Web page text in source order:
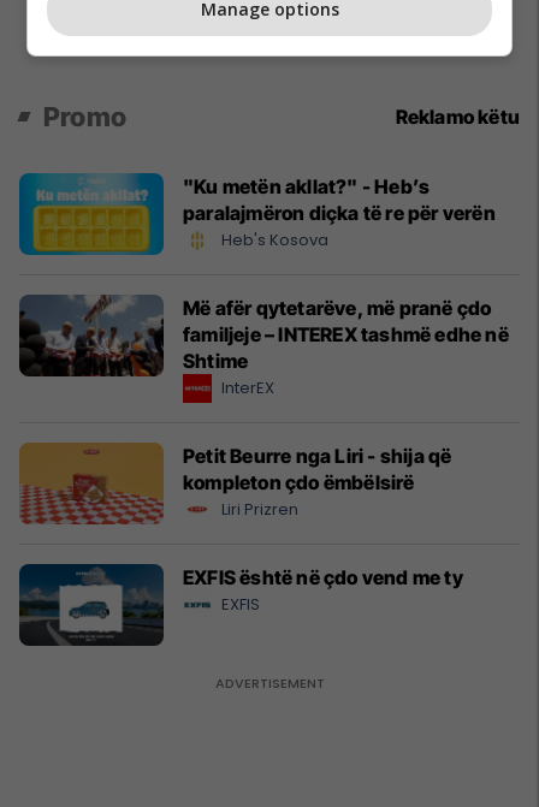
Promo Reklamo këtu
"Ku metën akllat?" - Heb’s
paralajmëron diçka të re për verën
Heb's Kosova
Më afër qytetarëve, më pranë çdo
familjeje – INTEREX tashmë edhe në
Shtime
InterEX
Petit Beurre nga Liri - shija që
kompleton çdo ëmbëlsirë
Liri Prizren
EXFIS është në çdo vend me ty
EXFIS
Manage options